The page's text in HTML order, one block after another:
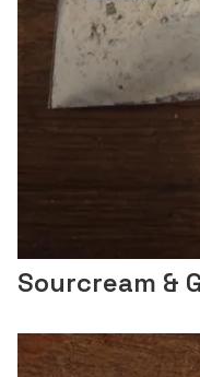
Sourcream &